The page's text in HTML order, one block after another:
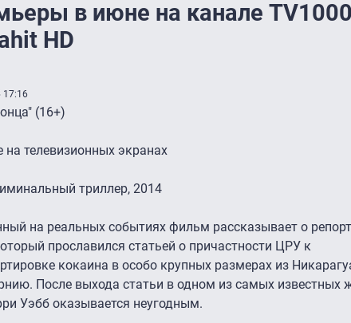
в июне на канале TV1000
HD
17:16
(16+)
на телевизионных экранах
триллер, 2014
на реальных событиях фильм рассказывает о
прославился статьей о причастности ЦРУ к
кокаина в особо крупных размерах из
После выхода статьи в одном из самых известных
Уэбб оказывается неугодным.